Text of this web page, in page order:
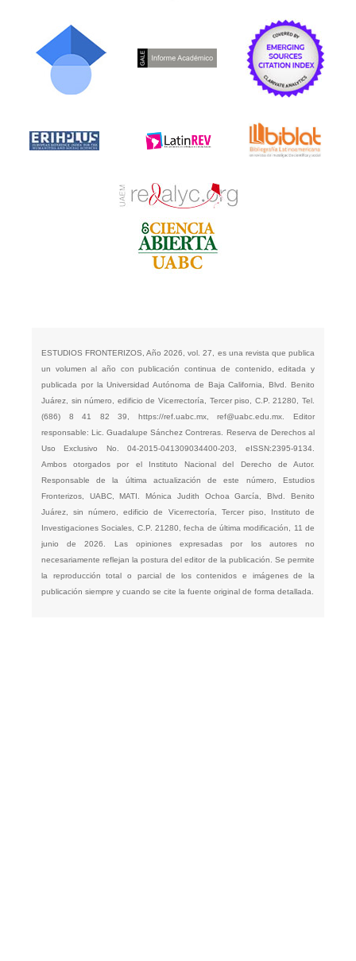
ESTUDIOS FRONTERIZOS, Año 2026, vol. 27, es una revista que publica
un volumen al año con publicación continua de contenido, editada y
publicada por la Universidad Autónoma de Baja California, Blvd. Benito
Juárez, sin número, edificio de Vicerrectoría, Tercer piso, C.P. 21280, Tel.
(686) 8 41 82 39, https://ref.uabc.mx,ref@uabc.edu.mx . Editor
responsable: Lic. Guadalupe Sánchez Contreras. Reserva de Derechos al
Uso Exclusivo No. 04-2015-041309034400-203, eISSN:2395-9134.
Ambos otorgados por el Instituto Nacional del Derecho de Autor.
Responsable de la última actualización de este número, Estudios
Fronterizos, UABC, MATI. Mónica Judith Ochoa García, Blvd. Benito
Juárez, sin número, edificio de Vicerrectoría, Tercer piso, Instituto de
Investigaciones Sociales, C.P. 21280, fecha de última modificación, 11 de
junio de 2026. Las opiniones expresadas por los autores no
necesariamente reflejan la postura del editor de la publicación. Se permite
la reproducción total o parcial de los contenidos e imágenes de la
publicación siempre y cuando se cite la fuente original de forma detallada.